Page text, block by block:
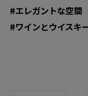
#エレガントな空間
#ワインとウイスキ